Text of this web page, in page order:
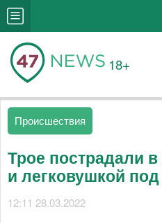
18+
Происшествия
Трое пострадали
и легковушкой
12:11 28.03.2022